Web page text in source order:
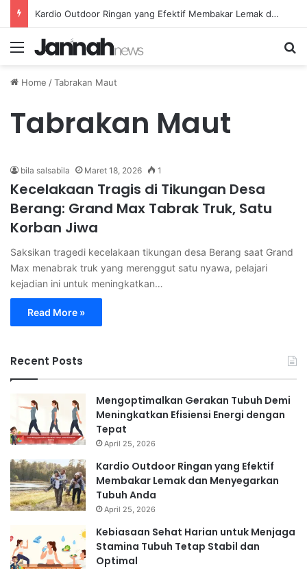
Kardio Outdoor Ringan yang Efektif Membakar Lemak dan Menyegarkan Tubuh Anda
Menu
Home /Tabrakan Maut
Tabrakan Maut
bila salsabila Maret 18, 2026 1
Kecelakaan Tragis di Tikungan Desa
Berang: Grand Max Tabrak Truk, Satu
Korban Jiwa
Saksikan tragedi kecelakaan tikungan desa Berang saat Grand
Max menabrak truk yang merenggut satu nyawa, pelajari
kejadian ini untuk meningkatkan…
Read More »
Recent Posts
Mengoptimalkan Gerakan Tubuh Demi
Meningkatkan Efisiensi Energi dengan
Tepat
April 25, 2026
Kardio Outdoor Ringan yang Efektif
Membakar Lemak dan Menyegarkan
Tubuh Anda
April 25, 2026
Kebiasaan Sehat Harian untuk Menjaga
Stamina Tubuh Tetap Stabil dan
Optimal